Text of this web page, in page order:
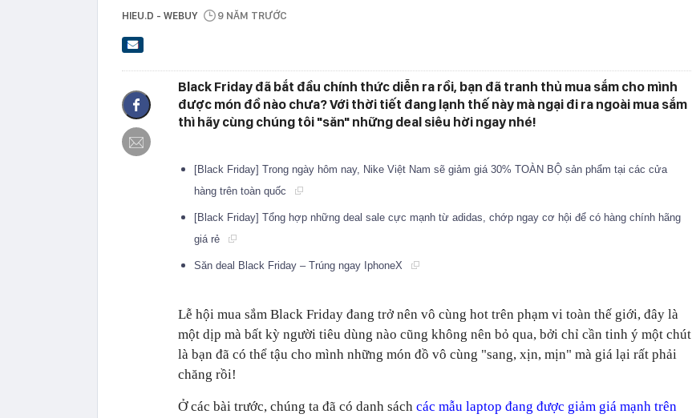
HIEU.D - WEBUY 9 NĂM TRƯỚC
Black Friday đã bắt đầu chính thức diễn ra rồi, bạn đã tranh thủ mua sắm cho mình
được món đồ nào chưa? Với thời tiết đang lạnh thế này mà ngại đi ra ngoài mua sắm
thì hãy cùng chúng tôi "săn" những deal siêu hời ngay nhé!
[Black Friday] Trong ngày hôm nay, Nike Việt Nam sẽ giảm giá 30% TOÀN BỘ sản phẩm tại các cửa
hàng trên toàn quốc
[Black Friday] Tổng hợp những deal sale cực mạnh từ adidas, chớp ngay cơ hội để có hàng chính hãng
giá rẻ
Săn deal Black Friday – Trúng ngay IphoneX
Lễ hội mua sắm Black Friday đang trở nên vô cùng hot trên phạm vi toàn thế giới, đây là
một dịp mà bất kỳ người tiêu dùng nào cũng không nên bỏ qua, bởi chỉ cần tinh ý một chút
là bạn đã có thể tậu cho mình những món đồ vô cùng "sang, xịn, mịn" mà giá lại rất phải
chăng rồi!
Ở các bài trước, chúng ta đã có danh sách các mẫu laptop đang được giảm giá mạnh trên